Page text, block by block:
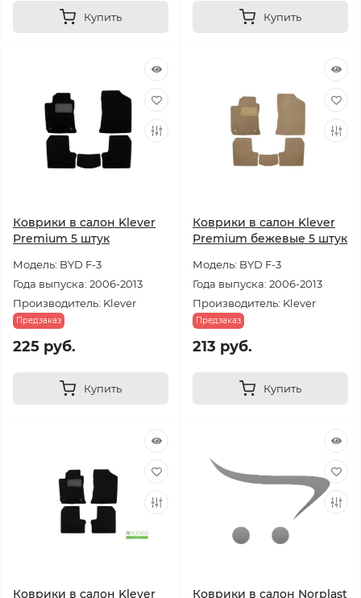
Купить Купить
Коврики в салон Klever
Premium 5 штук
Модель: BYD F-3
Года выпуска: 2006-2013
Производитель: Klever
Предзаказ
225 руб.
Купить
Коврики в салон Klever
Premium бежевые 5 штук
Модель: BYD F-3
Года выпуска: 2006-2013
Производитель: Klever
Предзаказ
213 руб.
Купить
Коврики в салон Klever Коврики в салон Norplast